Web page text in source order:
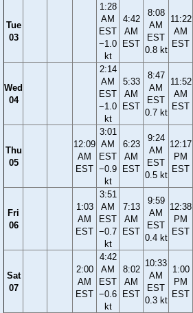
Tue
03
1:28
AM
EST
−1.0
kt
4:42
AM
EST
8:08
AM
EST
0.8 kt
11:22
AM
EST
Wed
04
2:14
AM
EST
−1.0
kt
5:33
AM
EST
8:47
AM
EST
0.7 kt
11:52
AM
EST
Thu
05
12:09
AM
EST
3:01
AM
EST
−0.9
kt
6:23
AM
EST
9:24
AM
EST
0.5 kt
12:17
PM
EST
Fri
06
1:03
AM
EST
3:51
AM
EST
−0.7
kt
7:13
AM
EST
9:59
AM
EST
0.4 kt
12:38
PM
EST
Sat
07
2:00
AM
EST
4:42
AM
EST
−0.6
kt
8:02
AM
EST
10:33
AM
EST
0.3 kt
1:00
PM
EST